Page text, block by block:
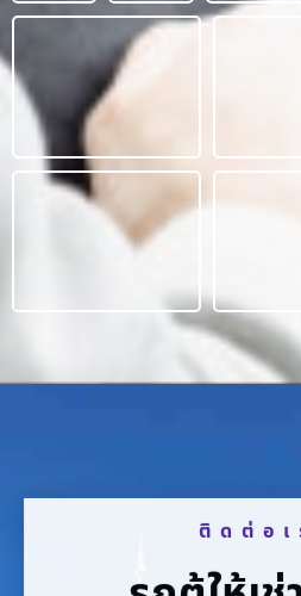
รถตู้ให้เช่